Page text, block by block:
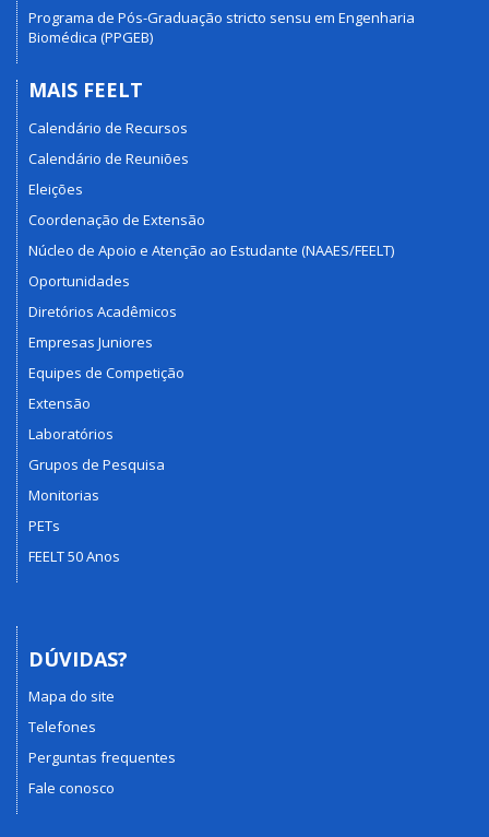
Programa de Pós-Graduação stricto sensu em Engenharia
Biomédica (PPGEB)
MAIS FEELT
Calendário de Recursos
Calendário de Reuniões
Eleições
Coordenação de Extensão
Núcleo de Apoio e Atenção ao Estudante (NAAES/FEELT)
Oportunidades
Diretórios Acadêmicos
Empresas Juniores
Equipes de Competição
Extensão
Laboratórios
Grupos de Pesquisa
Monitorias
PETs
FEELT 50 Anos
DÚVIDAS?
Mapa do site
Telefones
Perguntas frequentes
Fale conosco